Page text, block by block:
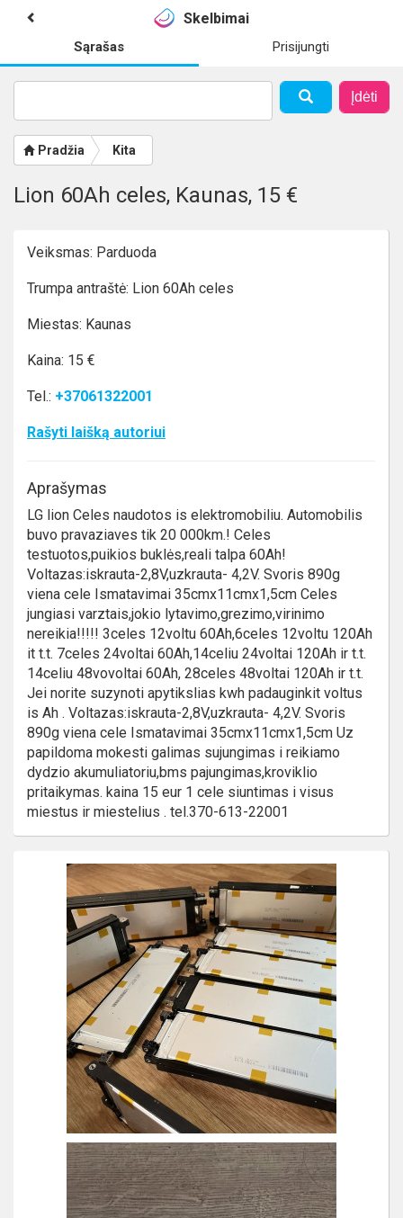
Skelbimai
Sąrašas Prisijungti
Įdėti
Pradžia Kita
Lion 60Ah celes, Kaunas, 15 €
Veiksmas: Parduoda
Trumpa antraštė: Lion 60Ah celes
Miestas: Kaunas
Kaina: 15 €
Tel.: +37061322001
Rašyti laišką autoriui
Aprašymas
LG lion Celes naudotos is elektromobiliu. Automobilis
buvo pravaziaves tik 20 000km.! Celes
testuotos,puikios buklės,reali talpa 60Ah!
Voltazas:iskrauta-2,8V,uzkrauta- 4,2V. Svoris 890g
viena cele Ismatavimai 35cmx11cmx1,5cm Celes
jungiasi varztais,jokio lytavimo,grezimo,virinimo
nereikia!!!!! 3celes 12voltu 60Ah,6celes 12voltu 120Ah
it t.t. 7celes 24voltai 60Ah,14celiu 24voltai 120Ah ir t.t.
14celiu 48vovoltai 60Ah, 28celes 48voltai 120Ah ir t.t.
Jei norite suzynoti apytikslias kwh padauginkit voltus
is Ah . Voltazas:iskrauta-2,8V,uzkrauta- 4,2V. Svoris
890g viena cele Ismatavimai 35cmx11cmx1,5cm Uz
papildoma mokesti galimas sujungimas i reikiamo
dydzio akumuliatoriu,bms pajungimas,kroviklio
pritaikymas. kaina 15 eur 1 cele siuntimas i visus
miestus ir miestelius . tel.370-613-22001